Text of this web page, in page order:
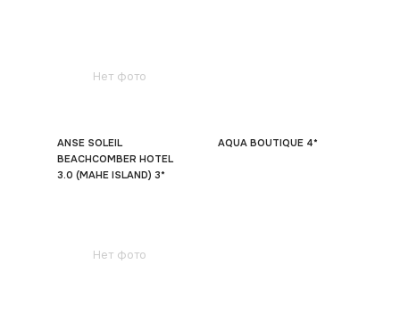
Нет фото
ANSE SOLEIL
BEACHCOMBER HOTEL
3.0 (MAHE ISLAND) 3*
AQUA BOUTIQUE 4*
Нет фото